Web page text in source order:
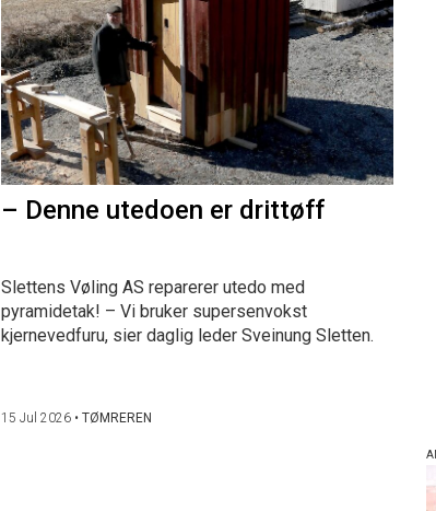
– Denne utedoen er drittøff
Slettens Vøling AS reparerer utedo med
pyramidetak! – Vi bruker supersenvokst
kjernevedfuru, sier daglig leder Sveinung Sletten.
15 Jul 2026• TØMREREN